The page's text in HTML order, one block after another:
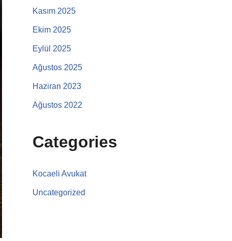
Kasım 2025
Ekim 2025
Eylül 2025
Ağustos 2025
Haziran 2023
Ağustos 2022
Categories
Kocaeli Avukat
Uncategorized